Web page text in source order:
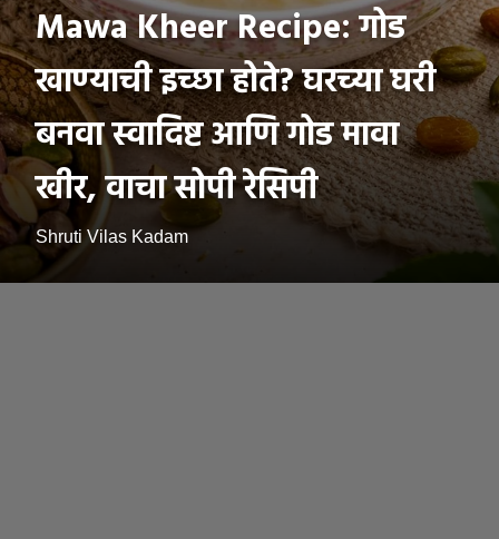
Mawa Kheer Recipe: गोड
खाण्याची इच्छा होते? घरच्या घरी
बनवा स्वादिष्ट आणि गोड मावा
खीर, वाचा सोपी रेसिपी
Shruti Vilas Kadam